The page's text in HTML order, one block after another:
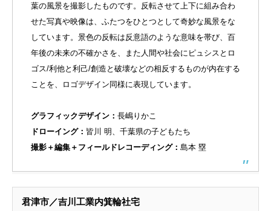
葉の風景を撮影したものです。反転させて上下に組み合わ
せた写真や映像は、ふたつをひとつとして奇妙な風景をな
しています。景色の反転は反意語のような意味を帯び、百
年後の未来の不確かさを、また人間や社会にピュシスとロ
ゴス/利他と利己/創造と破壊などの相反するものが内在する
ことを、ロゴデザイン同様に表現しています。
グラフィックデザイン： ⻑嶋りかこ
ドローイング： 皆川 明、千葉県の子どもたち
撮影＋編集＋フィールドレコーディング： 島本 塁
君津市／吉川工業内箕輪社宅